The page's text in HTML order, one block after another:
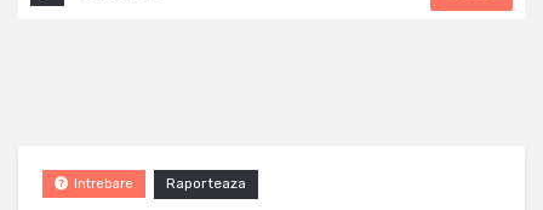
Raporteaza
Intrebare